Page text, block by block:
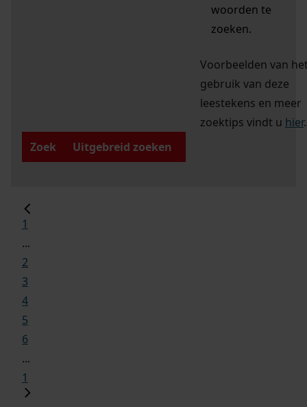
woorden te
zoeken.
Voorbeelden van
gebruik van deze
leestekens en meer
zoektips vindt u hier.
Zoek
Uitgebreid zoeken
1
...
2
3
4
5
6
...
1